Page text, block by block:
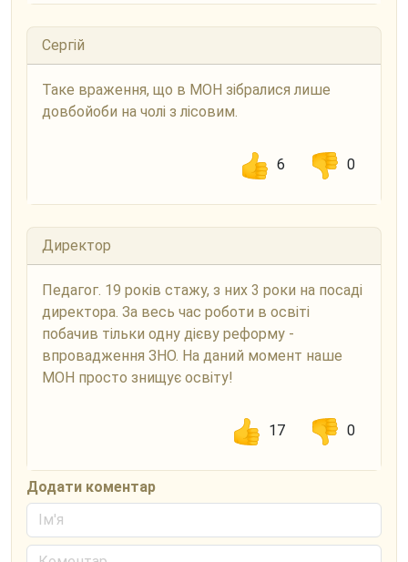
Сергій
Таке враження, що в МОН зібралися лише
довбойоби на чолі з лісовим.
6 0
Директор
Педагог. 19 років стажу, з них 3 роки на посаді
директора. За весь час роботи в освіті
побачив тільки одну дієву реформу -
впровадження ЗНО. На даний момент наше
МОН просто знищує освіту!
17 0
Додати коментар